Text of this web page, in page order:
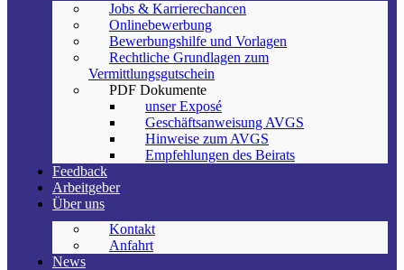
Jobs & Karrierechancen
Onlinebewerbung
Bewerbungshilfe und Vorlagen
Rechtliche Grundlagen zum
Vermittlungsgutschein
PDF Dokumente
unser Exposé
Geschäftsanweisung AVGS
Hinweise zum AVGS
Empfehlungen des Beirats
Feedback
Arbeitgeber
Über uns
Kontakt
Anfahrt
News